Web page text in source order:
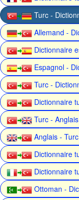
Turc -
Allemand -
Dictionnaire
Espagnol -
Turc -
Dictionnaire
Turc -
Anglais -
Dictionnaire
Dictionnaire
Ottoman -